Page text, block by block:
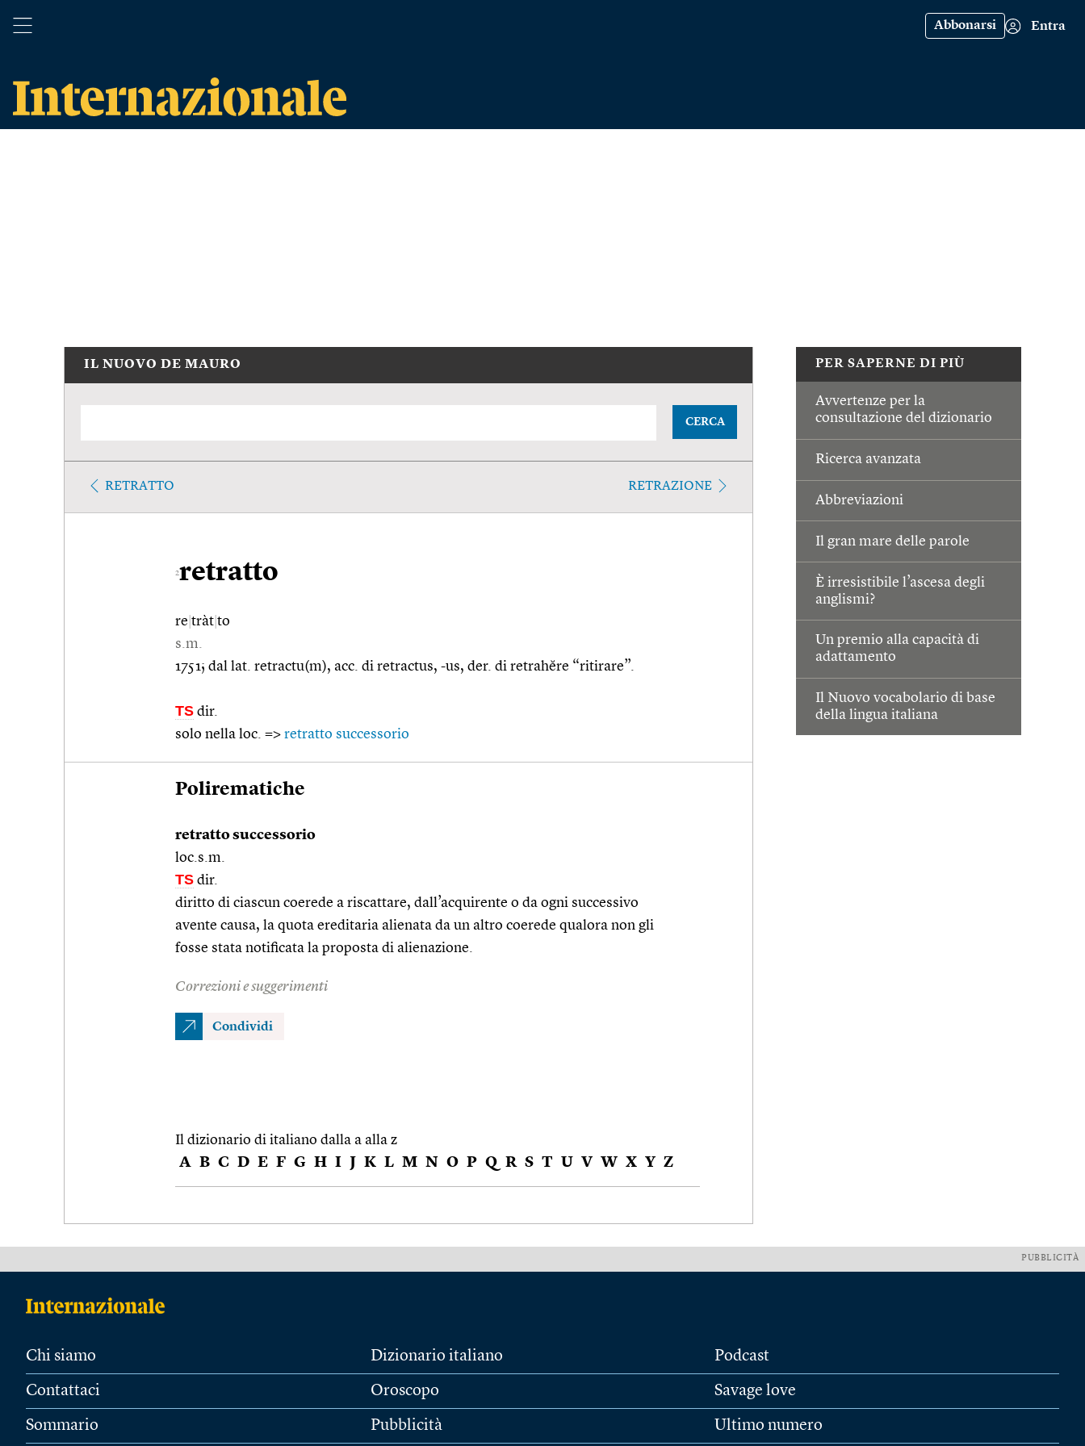
Abbonarsi Entra
PER SAPERNE DI PIÙ
Avvertenze per la
consultazione del dizionario
Ricerca avanzata
Abbreviazioni
Il gran mare delle parole
È irresistibile l’ascesa degli
anglismi?
Un premio alla capacità di
adattamento
Il Nuovo vocabolario di base
della lingua italiana
IL NUOVO DE MAURO
CERCA
RETRATTO RETRAZIONE
2retratto
re tràt to
s.m.
1751; dal lat. retractu(m), acc. di retractus, -us, der. di retrahĕre “ritirare”.
TS dir.
solo nella loc. => retratto successorio
Polirematiche
retratto successorio
loc.s.m.
TS dir.
diritto di ciascun coerede a riscattare, dall’acquirente o da ogni successivo
avente causa, la quota ereditaria alienata da un altro coerede qualora non gli
fosse stata notificata la proposta di alienazione.
Correzioni e suggerimenti
Condividi
Il dizionario di italiano dalla a alla z
A B C D E F G H I J K L M N O P Q R S T U V W X Y Z
PUBBLICITÀ
Chi siamo
Contattaci
Sommario
Dizionario italiano
Oroscopo
Pubblicità
Podcast
Savage love
Ultimo numero